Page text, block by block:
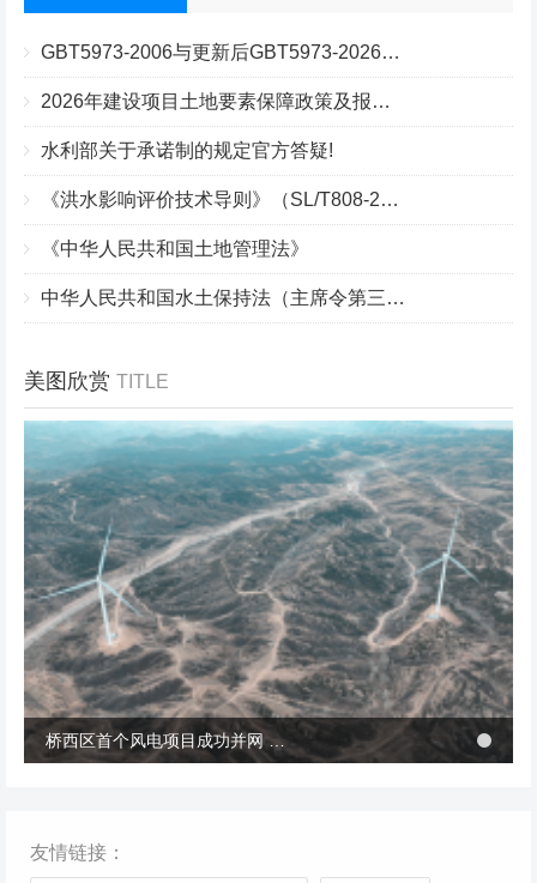
GBT5973-2006与更新后GBT5973-2026区别你知道几点？
2026年建设项目土地要素保障政策及报批流程
水利部关于承诺制的规定官方答疑!
《洪水影响评价技术导则》（SL/T808-2025）核心解读
《中华人民共和国土地管理法》
中华人民共和国水土保持法（主席令第三十九号）
美图欣赏 TITLE
桥西区首个风电项目成功并网 助力绿电转型与乡村共富
冬季张北风景 桥西区首个风电项目成功并网 助力绿电转型与乡村共富
友情链接：